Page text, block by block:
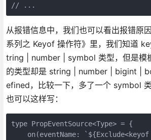
// ...
从报错信息中，我们也可以看出报错原
系列之 Keyof 操作符》里，我们知道
tring | number | symbol 类型，但是模
的类型却是 string | number | bigint |
efined，比较一下，多了一个 symbol
也可以这样写：
type PropEventSource<Type> = {
on(eventName: